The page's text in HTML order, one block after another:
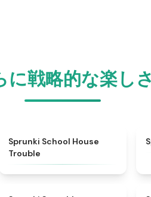
戦略的な楽し
Sprunki School House
Trouble